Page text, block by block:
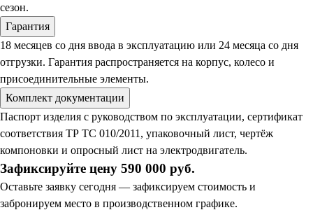
сезон.
Гарантия
18 месяцев со дня ввода в эксплуатацию или 24 месяца со дня
отгрузки. Гарантия распространяется на корпус, колесо и
присоединительные элементы.
Комплект документации
Паспорт изделия с руководством по эксплуатации, сертификат
соответствия ТР ТС 010/2011, упаковочный лист, чертёж
компоновки и опросный лист на электродвигатель.
Зафиксируйте цену 590 000 руб.
Оставьте заявку сегодня — зафиксируем стоимость и
забронируем место в производственном графике.